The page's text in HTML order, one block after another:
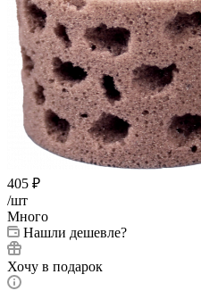
405 ₽
/шт
Много
Нашли дешевле?
Хочу в подарок